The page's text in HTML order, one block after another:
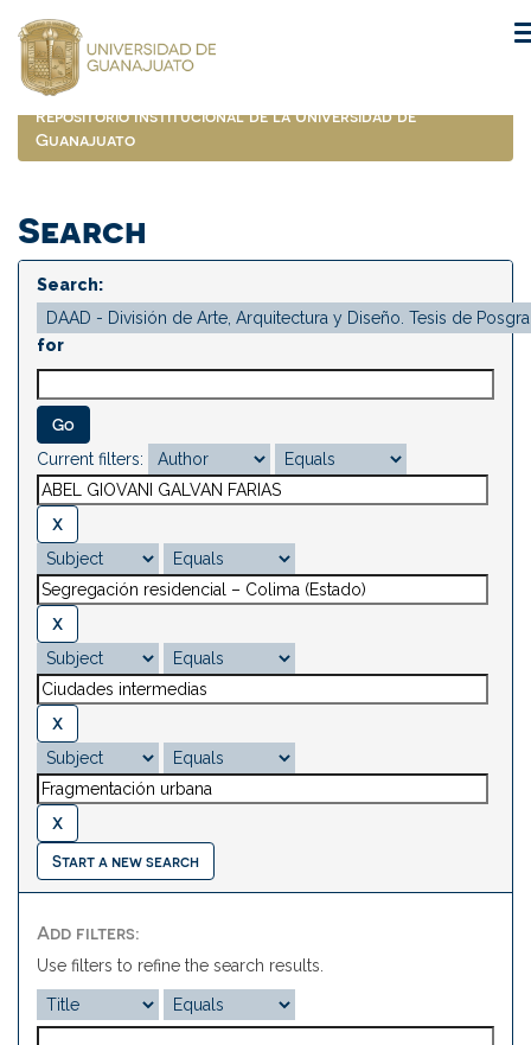
navigation
Repositorio Institucional de la Universidad de
Guanajuato
Search
Search:
for
Current filters:
Start a new search
Add filters:
Use filters to refine the search results.